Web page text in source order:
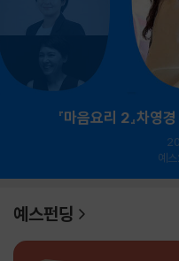
『마음요리 2』차영
예
예스펀딩